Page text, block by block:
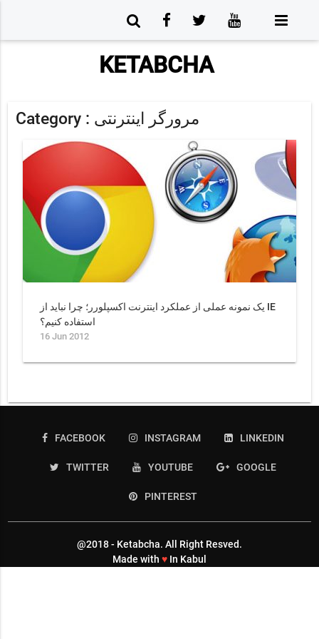
KETABCHA
Category : مرورگر اینترنتی
یک نمونه عملی از عملکرد اینترنت اکسپلورر؛ چرا نباید از IE
استفاده کنیم؟
16 Jun 2012
FACEBOOK INSTAGRAM LINKEDIN
TWITTER YOUTUBE GOOGLE
PINTEREST
@2018 - Ketabcha. All Right Resved.
Made with ♥ In Kabul